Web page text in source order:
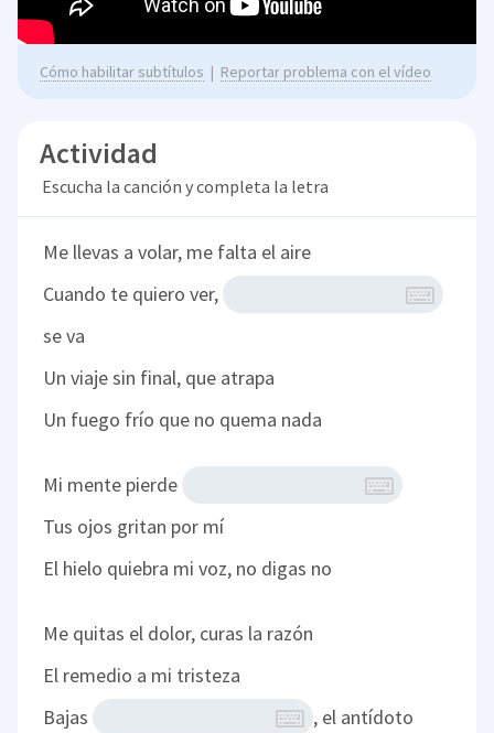
Cómo habilitar subtítulos | Reportar problema con el vídeo
Actividad
Escucha la canción y completa la letra
Me llevas a volar, me falta el aire
Cuando te quiero ver,
se va
Un viaje sin final, que atrapa
Un fuego frío que no quema nada
Mi mente pierde
Tus ojos gritan por mí
El hielo quiebra mi voz, no digas no
Me quitas el dolor, curas la razón
El remedio a mi tristeza
Bajas
, el antídoto